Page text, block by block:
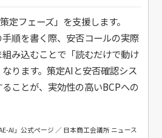
定フェーズ」を支援します。
順を書く際、安否コールの実際
み込むことで「読むだけで動け
ります。策定AIと安否確認シス
ことが、実効性の高いBCPへの
AI」公式ページ ／ 日本商工会議所 ニュース